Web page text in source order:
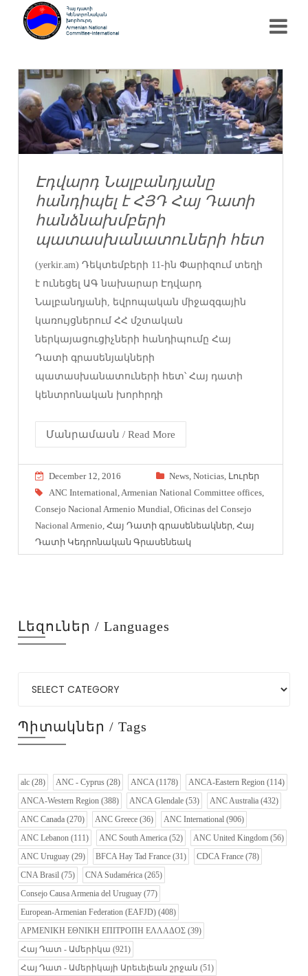
Էդվարդ Նալբանդյանը
հանդիպել է ՀՅԴ Հայ Դատի
հանձնախմբերի
պատասխանատուների հետ
(yerkir.am) Դեկտեմբերի 11-ին Փարիզում տեղի
է ունեցել ԱԳ նախարար Էդվարդ
Նալբանդյանի, եվրոպական միջազգային
կառույցներում ՀՀ մշտական
ներկայացուցիչների հանդիպումը Հայ
Դատի գրասենյակների
պատասխանատուների հետ՝ Հայ դատի
կենտրոնական խորհրդի
Մանրամասն / Read More
December 12, 2016 News, Noticias, Լուրեր
ANC International,Armenian National Committee offices,
Consejo Nacional Armenio Mundial,Oficinas del Consejo
Nacional Armenio,Հայ Դատի գրասենեակներ,Հայ
Դատի Կեդրոնական Գրասենեակ
Լեզուներ / Languages
Պիտակներ / Tags
alc (28) ANC - Cyprus (28) ANCA(1178) ANCA-Eastern Region (114)
ANCA-Western Region (388) ANCA Glendale (53) ANC Australia (432)
ANC Canada (270) ANC Greece (36) ANC International (906)
ANC Lebanon (111) ANC South America (52) ANC United Kingdom (56)
ANC Uruguay (29) BFCA Hay Tad France (31) CDCA France (78)
CNA Brasil (75) CNA Sudamérica (265)
Consejo Causa Armenia del Uruguay (77)
European-Armenian Federation (EAFJD) (408)
ΑΡΜΕΝΙΚΗ ΕΘΝΙΚΗ ΕΠΙΤΡΟΠΗ ΕΛΛΑΔΟΣ (39)
Հայ Դատ - Ամերիկա (921)
Հայ Դատ - Ամերիկայի Արեւելեան շրջան (51)